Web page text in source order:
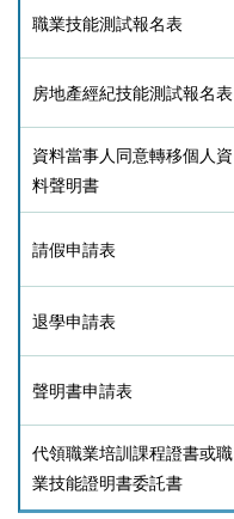
職業技能測試報名表
房地產經紀技能測試報名表
資料當事人同意轉移個人資
料聲明書
請假申請表
退學申請表
聲明書申請表
代領職業培訓課程證書或職
業技能證明書委託書